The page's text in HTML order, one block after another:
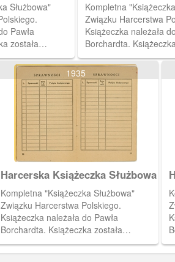
Służbowa"
Pawła
została
1937 roku
Liczmańskiego.
stronie tabela
sprawności
Kompletna
Związku Harcerstwa
Książeczka należała
Borchardta.
wystawiona 19
przez harcmistrza Alfa
Na drugiej stronie
Pawła Borchardta i
drużynowego. Na
właściciela książeczki
dane dotyczące
daty wystawienia oraz
przyrzeczenia
1935
Harcerska Książeczka Służbowa
Kompletna "Książeczka Służbowa"
Związku Harcerstwa Polskiego.
Książeczka należała do Pawła
Borchardta. Książeczka została
wystawiona 19 czerwca 1937 roku
przez harcmistrza Alfa Liczmańskiego.